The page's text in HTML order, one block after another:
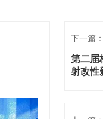
下一篇：
第二届
射改性